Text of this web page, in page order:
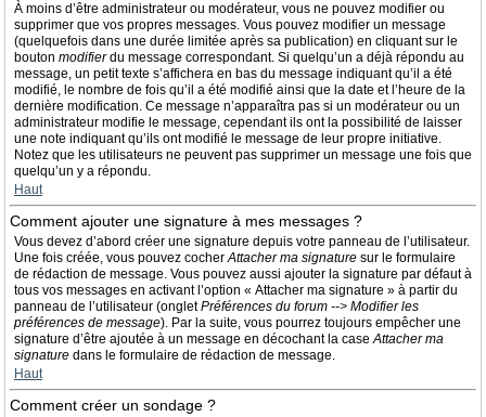
À moins d’être administrateur ou modérateur, vous ne pouvez modifier ou
supprimer que vos propres messages. Vous pouvez modifier un message
(quelquefois dans une durée limitée après sa publication) en cliquant sur le
bouton modifierdu message correspondant. Si quelqu’un a déjà répondu au
message, un petit texte s’affichera en bas du message indiquant qu’il a été
modifié, le nombre de fois qu’il a été modifié ainsi que la date et l’heure de la
dernière modification. Ce message n’apparaîtra pas si un modérateur ou un
administrateur modifie le message, cependant ils ont la possibilité de laisser
une note indiquant qu’ils ont modifié le message de leur propre initiative.
Notez que les utilisateurs ne peuvent pas supprimer un message une fois que
quelqu’un y a répondu.
Haut
Comment ajouter une signature à mes messages ?
Vous devez d’abord créer une signature depuis votre panneau de l’utilisateur.
Une fois créée, vous pouvez cocherAttacher ma signature sur le formulaire
de rédaction de message. Vous pouvez aussi ajouter la signature par défaut à
tous vos messages en activant l’option « Attacher ma signature » à partir du
panneau de l’utilisateur (ongletPréférences du forum --> Modifier les
préférences de message). Par la suite, vous pourrez toujours empêcher une
signature d’être ajoutée à un message en décochant la caseAttacher ma
signature dans le formulaire de rédaction de message.
Haut
Comment créer un sondage ?